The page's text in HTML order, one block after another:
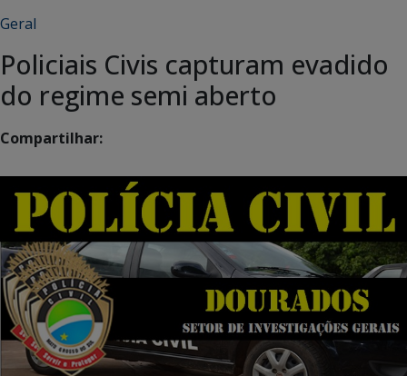
Geral
Policiais Civis capturam evadido
do regime semi aberto
Compartilhar: